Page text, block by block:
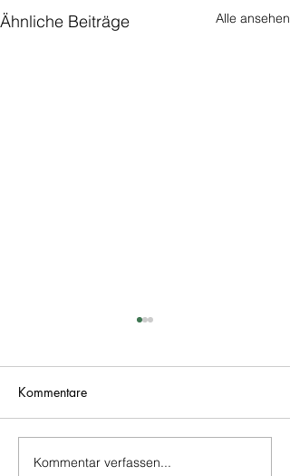
Ähnliche Beiträge Alle ansehen
Erlebe die faszinierende
Kommentare
Kommentar verfassen...